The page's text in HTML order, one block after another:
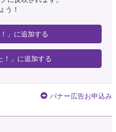
う！
！」に追加する
！」に追加する
バナー広告お申込み